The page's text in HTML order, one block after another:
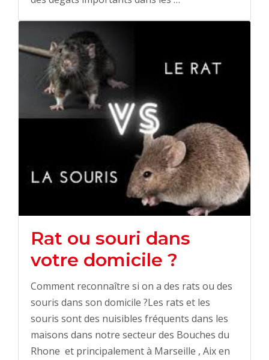
Rat ou souri dans
votre domicile ?
Comment reconnaître si on a des rats ou des
souris dans son domicile ?Les rats et les
souris sont des nuisibles fréquents dans les
maisons dans notre secteur des Bouches du
Rhone et principalement à Marseille , Aix en